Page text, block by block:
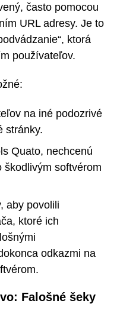
často pomocou
URL adresy. Je to
ktorá
používateľov.
na iné podozrivé
stránky.
Quato, nechcenú
škodlivým softvérom
aby povolili
ktoré ich
odkazmi na
Falošné šeky